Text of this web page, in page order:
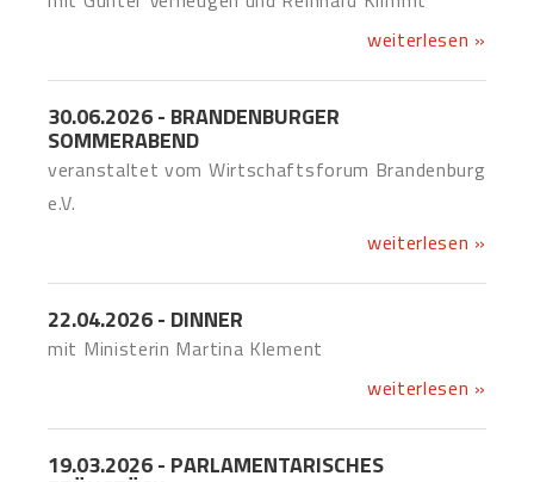
weiterlesen »
30.06.2026 - BRANDENBURGER
SOMMERABEND
veranstaltet vom Wirtschaftsforum Brandenburg
e.V.
weiterlesen »
22.04.2026 - DINNER
mit Ministerin Martina Klement
weiterlesen »
19.03.2026 - PARLAMENTARISCHES